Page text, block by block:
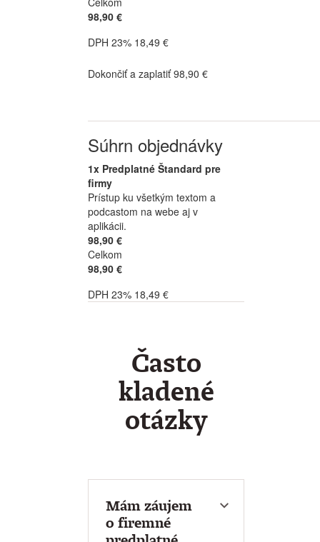
98,90 €
DPH 23% 18,49 €
Dokončiť a zaplatiť 98,90 €
Súhrn objednávky
1x Predplatné Štandard pre
firmy
Prístup ku všetkým textom a
podcastom na webe aj v
aplikácii.
98,90 €
Celkom
98,90 €
DPH 23% 18,49 €
Často
kladené
otázky
Mám záujem
o firemné